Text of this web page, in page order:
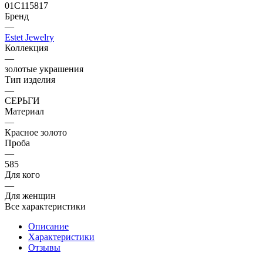
01С115817
Бренд
—
Estet Jewelry
Коллекция
—
золотые украшения
Тип изделия
—
СЕРЬГИ
Материал
—
Красное золото
Проба
—
585
Для кого
—
Для женщин
Все характеристики
Описание
Характеристики
Отзывы